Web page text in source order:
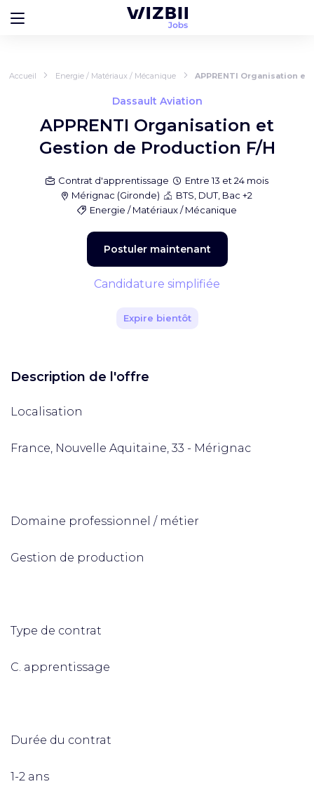
Accueil Energie / Matériaux / Mécanique APPRENTI Organisation
Dassault Aviation
APPRENTI Organisation et
Gestion de Production F/H
Contrat d'apprentissage
Entre 13 et 24 mois
Mérignac (Gironde)
BTS, DUT, Bac +2
Energie / Matériaux / Mécanique
Postuler maintenant
Candidature simplifiée
Expire bientôt
Description de l'offre
Localisation
France, Nouvelle Aquitaine, 33 - Mérignac
Domaine professionnel / métier
Gestion de production
Type de contrat
C. apprentissage
Durée du contrat
1-2 ans